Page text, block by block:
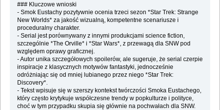
### Kluczowe wnioski
- Smok Eustachy pozytywnie ocenia trzeci sezon *Star Trek: Strange
New Worlds* za jakość wizualną, kompetentne scenariusze i
proceduralny charakter.
- Serial jest porównywany z innymi produkcjami science fiction,
szczególnie *The Orville* i *Star Wars*, z przewagą dla SNW pod
względem oprawy graficznej.
- Autor unika szczegółowych spoilerów, ale sugeruje, że serial czerpie
inspiracje z klasycznych motywów fantastyki, jednocześnie
odróżniając się od mniej lubianego przez niego *Star Trek:
Discovery*.
- Tekst wpisuje się w szerszy kontekst twórczości Smoka Eustachego,
który często krytykuje współczesne trendy w popkulturze i polityce,
choć w tym przypadku skupia się głównie na pochwałach dla SNW.